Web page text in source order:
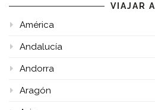
VIAJAR A
América
Andalucía
Andorra
Aragón